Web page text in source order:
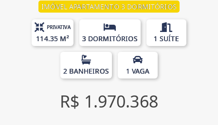
IMÓVEL APARTAMENTO 3 DORMITÓRIOS
PRIVATIVA
114.35 M² 3 DORMITÓRIOS 1 SUÍTE
2 BANHEIROS 1 VAGA
R$ 1.970.368